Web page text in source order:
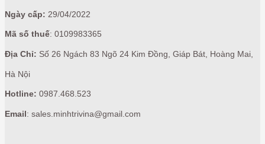
Ngày cấp: 29/04/2022
Mã số thuế: 0109983365
Địa Chỉ: Số 26 Ngách 83 Ngõ 24 Kim Đồng, Giáp Bát, Hoàng Mai,
Hà Nội
Hotline: 0987.468.523
Email : sales.minhtrivina@gmail.com